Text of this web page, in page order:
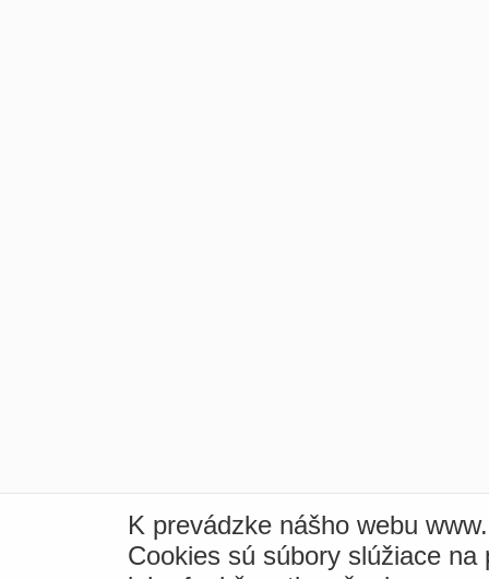
K prevádzke nášho webu
Cookies sú súbory slúžiace